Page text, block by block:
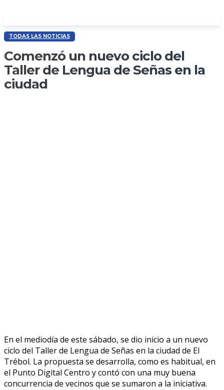
TODAS LAS NOTICIAS
Comenzó un nuevo ciclo del
Taller de Lengua de Señas en la
ciudad
En el mediodía de este sábado, se dio inicio a un nuevo
ciclo del Taller de Lengua de Señas en la ciudad de El
Trébol. La propuesta se desarrolla, como es habitual, en
el Punto Digital Centro y contó con una muy buena
concurrencia de vecinos que se sumaron a la iniciativa.